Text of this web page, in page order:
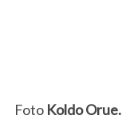
FotoKoldo Orue.